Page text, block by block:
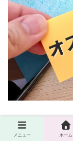
クレカ積み立て
ら、初心者からベ
メニュー ホーム